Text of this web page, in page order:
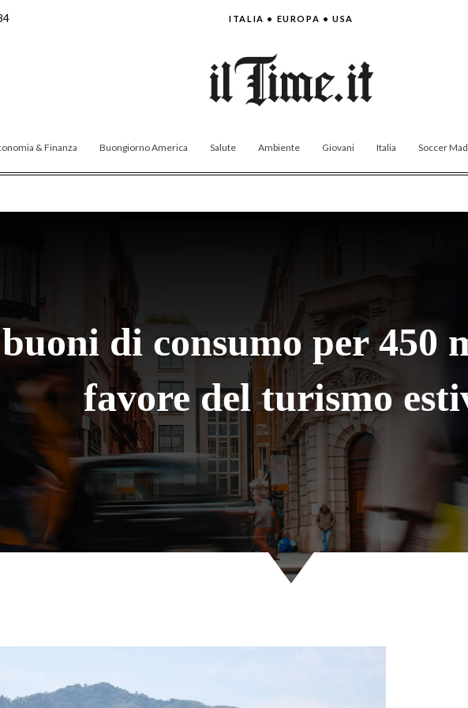
ITALIA • EUROPA • USA
& Finanza Buongiorno America Salute Ambiente Giovani Italia Soccer
di consumo per 450
favore del turismo